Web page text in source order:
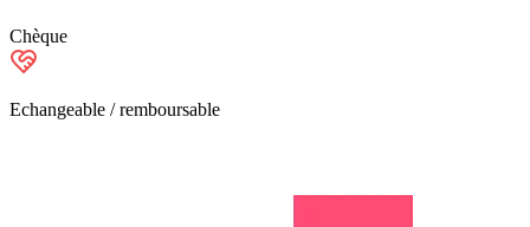
Chèque
Echangeable / remboursable